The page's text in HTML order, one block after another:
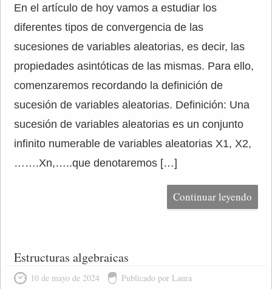
En el artículo de hoy vamos a estudiar los
diferentes tipos de convergencia de las
sucesiones de variables aleatorias, es decir, las
propiedades asintóticas de las mismas. Para ello,
comenzaremos recordando la definición de
sucesión de variables aleatorias. Definición: Una
sucesión de variables aleatorias es un conjunto
infinito numerable de variables aleatorias X1, X2,
…….Xn,…..que denotaremos […]
Continuar leyendo
Estructuras algebraicas
10 de mayo de 2024 Publicado por Laura